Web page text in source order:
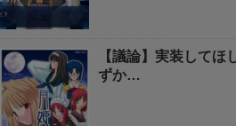
【議論】実装してほ
ずか…